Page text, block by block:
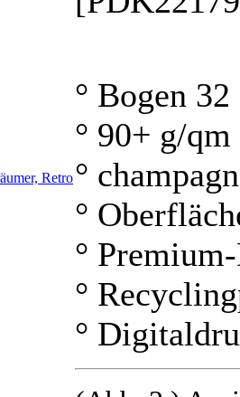
° Bogen
° 90+ g/qm
°
°
°
°
°